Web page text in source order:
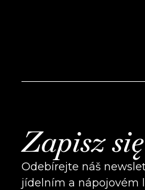
Zapisz
Odebírejte náš
jídelním a nápojovém